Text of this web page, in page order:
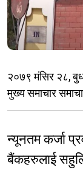
२०७९ मंसिर २८,
मुख्य समाचार
न्यूनतम कर्जा
बैंकहरुलाई